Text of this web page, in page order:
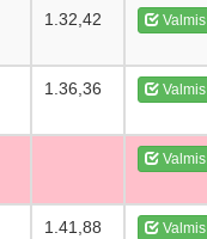
1.32,42 Valmis
1.36,36 Valmis
Valmis
1.41,88 Valmis